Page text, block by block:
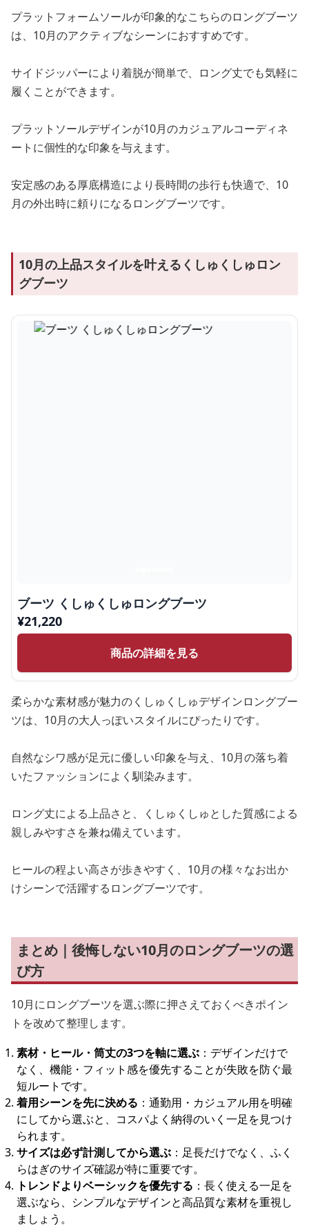
プラットフォームソールが印象的なこちらのロングブーツ
は、10月のアクティブなシーンにおすすめです。
サイドジッパーにより着脱が簡単で、ロング丈でも気軽に
履くことができます。
プラットソールデザインが10月のカジュアルコーディネ
ートに個性的な印象を与えます。
安定感のある厚底構造により長時間の歩行も快適で、10
月の外出時に頼りになるロングブーツです。
10月の上品スタイルを叶えるくしゅくしゅロン
グブーツ
ブーツ くしゅくしゅロングブーツ
¥21,220
商品の詳細を見る
柔らかな素材感が魅力のくしゅくしゅデザインロングブー
ツは、10月の大人っぽいスタイルにぴったりです。
自然なシワ感が足元に優しい印象を与え、10月の落ち着
いたファッションによく馴染みます。
ロング丈による上品さと、くしゅくしゅとした質感による
親しみやすさを兼ね備えています。
ヒールの程よい高さが歩きやすく、10月の様々なお出か
けシーンで活躍するロングブーツです。
まとめ｜後悔しない10月のロングブーツの選
び方
10月にロングブーツを選ぶ際に押さえておくべきポイン
トを改めて整理します。
素材・ヒール・筒丈の3つを軸に選ぶ ：デザインだけで
なく、機能・フィット感を優先することが失敗を防ぐ最
短ルートです。
着用シーンを先に決める ：通勤用・カジュアル用を明確
にしてから選ぶと、コスパよく納得のいく一足を見つけ
られます。
サイズは必ず計測してから選ぶ ：足長だけでなく、ふく
らはぎのサイズ確認が特に重要です。
トレンドよりベーシックを優先する ：長く使える一足を
選ぶなら、シンプルなデザインと高品質な素材を重視し
ましょう。